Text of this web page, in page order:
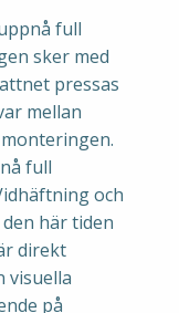
full
sker med
pressas
mellan
full
och
här tiden
direkt
visuella
på